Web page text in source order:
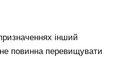
інший
повинна перевищувати